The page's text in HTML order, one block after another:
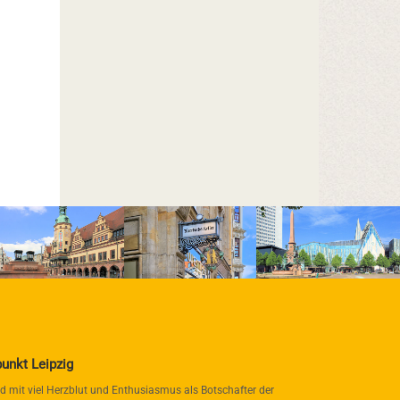
Leipzig
mit viel Herzblut und Enthusiasmus als Botschafter der